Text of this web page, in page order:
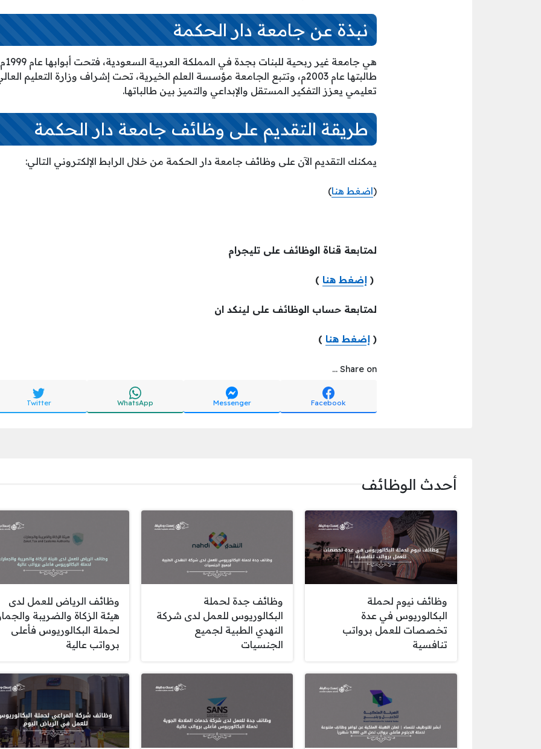
نبذة عن جامعة دار الحكمة
هي
طالبتها عام 2003م، وتتبع الجامعة مؤسسة العلم الخيرية، تحت إشراف وزارة
تعليمي يعزز التفكير المستقل والإبداعي والتميز بين طالباتها.
طريقة التقديم على وظائف جامعة دار الحكمة
يمكنك التقديم الآن على وظائف جامعة دار الحكمة من خلال الرابط الإلكتروني التالي:
(اضغط هنا)
لمتابعة قناة الوظائف على تليجرام
( إضغط هنا )
لمتابعة حساب الوظائف على لينكد ان
( إضغط هنا )
Share on ...
Facebook
Messenger
WhatsApp
Twitter
أحدث الوظائف
وظائف نيوم لحملة
البكالوريوس في عدة
تخصصات للعمل برواتب
تنافسية
وظائف جدة لحملة
البكالوريوس للعمل لدى شركة
النهدي الطبية لجميع
الجنسيات
وظائف الرياض للعمل لدى
هيئة الزكاة والضريبة
لحملة البكالوريوس فأعلى
برواتب عالية